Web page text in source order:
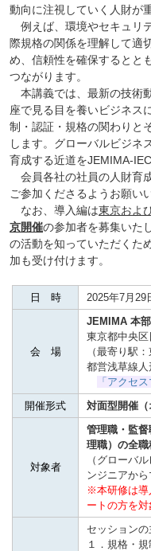
動向に注視していく人財が
例えば、環境やセキュリ
際規格の関係を理解して適
め、信頼性を確保するとと
つながります。
本講義では、最新の技術
座で見る目を養いビジネス
制・認証・規格の関わりと
します。グローバルビジネ
育成する近道を
会員各社の社員の人財育
ご参加くださるようお願い
なお、導入編は東京およ
京開催の参加者を募集いた
の活動を知っていただくた
加も受け付けます。
日 時 2025年7月
会 場
JEMIMA 本
東京都中央
（最寄り駅
都営浅草線
「アクセス
開催形式
対面型開催（
対象者
管理職・監
理職）の全
（グローバ
ンジニアから
※本研修は導
ートの方を対
セッション
１．規格・